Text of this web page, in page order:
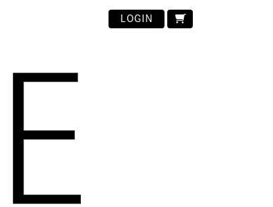
LOGIN